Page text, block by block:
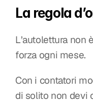
La regola
L’autolettura non
forza ogni mese.
Con i contatori
di solito non devi